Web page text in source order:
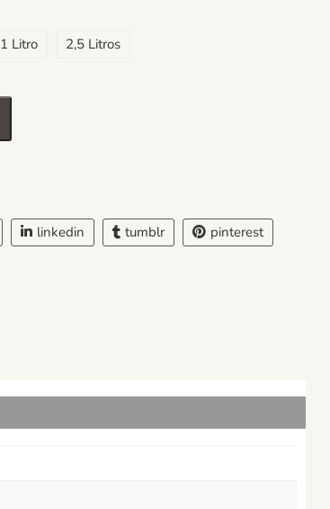
1 Litro 2,5 Litros
linkedin tumblr pinterest